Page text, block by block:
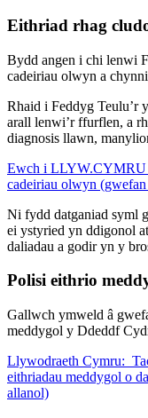
Eithriad rhag
Bydd angen i chi lenwi
cadeiriau olwyn a
Rhaid i Feddyg Teulu’r
arall lenwi’r ffurflen, a
diagnosis llawn,
Ewch i LLYW.CYMRU
cadeiriau olwyn
Ni fydd datganiad syml
ei ystyried yn ddigonol
daliadau a godir yn y
Polisi eithrio
Gallwch ymweld â
meddygol y Ddeddf
Llywodraeth Cymru:
eithriadau meddygol o
allanol)